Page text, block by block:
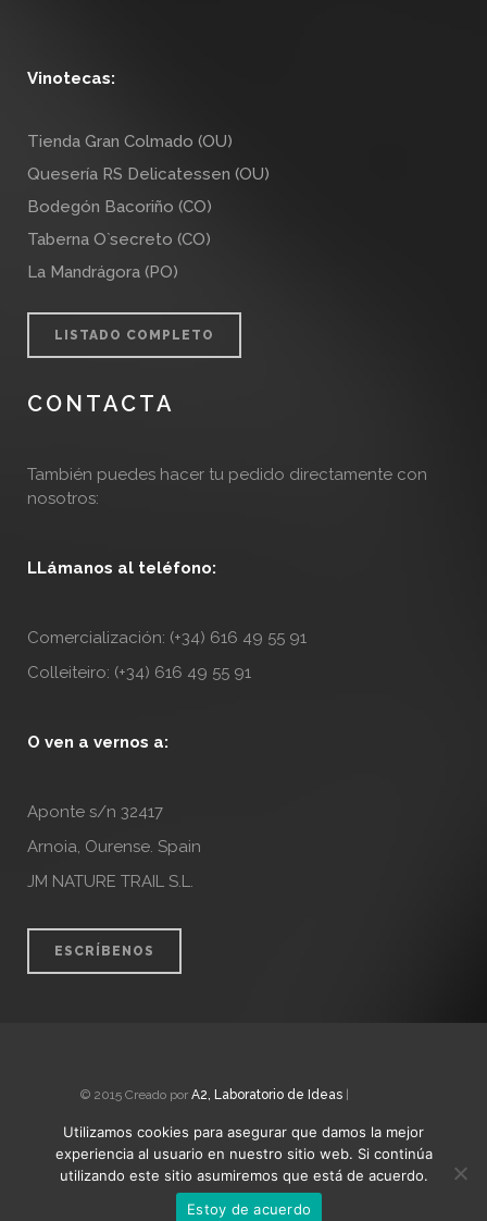
Vinotecas:
Tienda Gran Colmado (OU)
Quesería RS Delicatessen (OU)
Bodegón Bacoriño (CO)
Taberna O`secreto (CO)
La Mandrágora (PO)
LISTADO COMPLETO
CONTACTA
También puedes hacer tu pedido directamente con
nosotros:
LLámanos al teléfono:
Comercialización: (+34) 616 49 55 91
Colleiteiro: (+34) 616 49 55 91
O ven a vernos a:
Aponte s/n 32417
Arnoia, Ourense. Spain
JM NATURE TRAIL S.L.
ESCRÍBENOS
© 2015 Creado por A2, Laboratorio de Ideas
Utilizamos cookies para asegurar que damos la mejor
experiencia al usuario en nuestro sitio web. Si continúa
utilizando este sitio asumiremos que está de acuerdo.
Estoy de acuerdo